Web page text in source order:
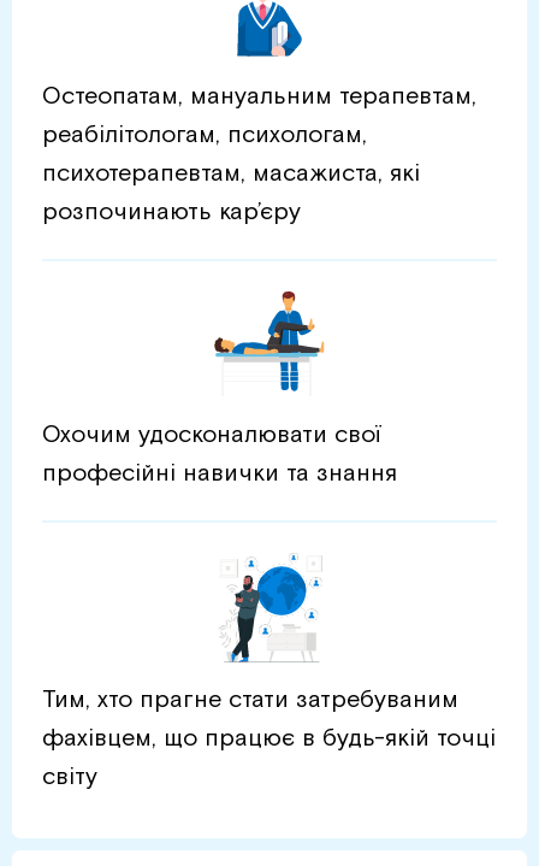
Остеопатам, мануальним терапевтам,
реабілітологам, психологам,
психотерапевтам, масажиста, які
розпочинають кар’єру
Охочим удосконалювати свої
професійні навички та знання
Тим, хто прагне стати затребуваним
фахівцем, що працює в будь-якій точці
світу